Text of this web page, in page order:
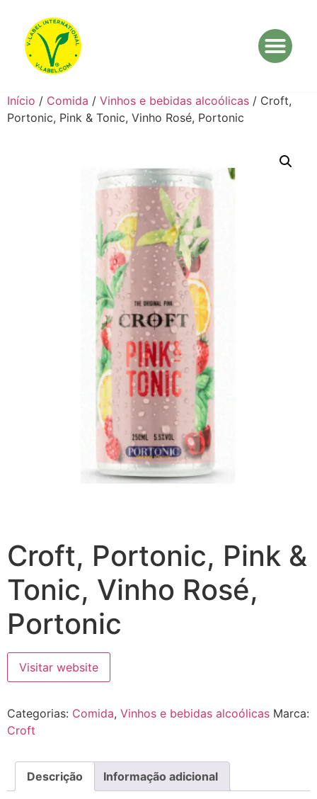
Início / Comida / Vinhos e bebidas alcoólicas / Croft,
Portonic, Pink & Tonic, Vinho Rosé, Portonic
Croft, Portonic, Pink &
Tonic, Vinho Rosé,
Portonic
Visitar website
Categorias: Comida, Vinhos e bebidas alcoólicas Marca:
Croft
Descrição Informação adicional